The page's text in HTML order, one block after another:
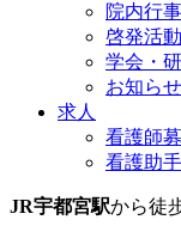
院内行事
啓発活動
学会・
お知らせ
求人
看護師
看護助
JR宇都宮駅から徒